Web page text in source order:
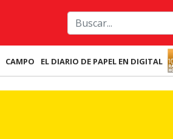
CAMPO EL DIARIO DE PAPEL EN DIGITAL